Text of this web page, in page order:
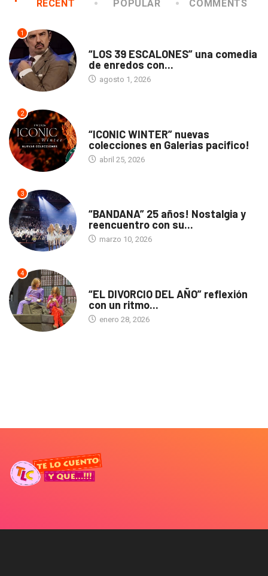
RECENT POPULAR COMMENTS
1
“LOS 39 ESCALONES” una comedia
de enredos con...
agosto 1, 2026
2
“ICONIC WINTER” nuevas
colecciones en Galerias pacifico!
abril 25, 2026
3
“BANDANA” 25 años! Nostalgia y
reencuentro con su...
marzo 10, 2026
4
“EL DIVORCIO DEL AÑO” reflexión
con un ritmo...
enero 28, 2026